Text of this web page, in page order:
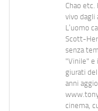
Chao
vivo dagli
L’uomo
Scott-
senza
"Vinile" e
giurati
anni
cinema,